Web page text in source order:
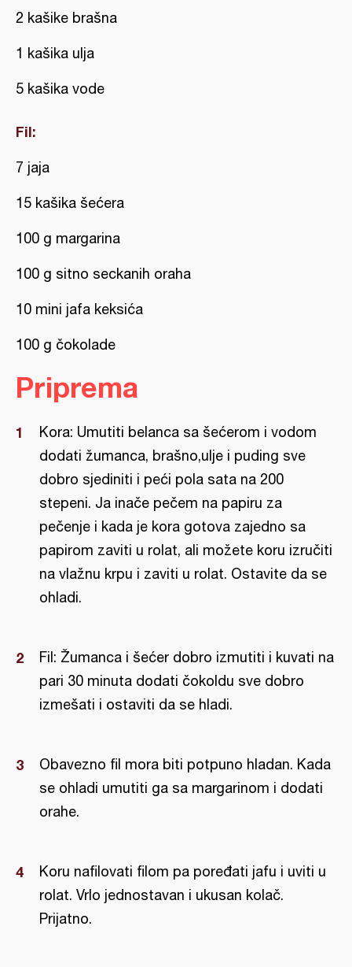
2 kašike brašna
1 kašika ulja
5 kašika vode
Fil:
7 jaja
15 kašika šećera
100 g margarina
100 g sitno seckanih oraha
10 mini jafa keksića
100 g čokolade
Priprema
Kora: Umutiti belanca sa šećerom i vodom
dodati žumanca, brašno,ulje i puding sve
dobro sjediniti i peći pola sata na 200
stepeni. Ja inače pečem na papiru za
pečenje i kada je kora gotova zajedno sa
papirom zaviti u rolat, ali možete koru izručiti
na vlažnu krpu i zaviti u rolat. Ostavite da se
ohladi.
Fil: Žumanca i šećer dobro izmutiti i kuvati na
pari 30 minuta dodati čokoldu sve dobro
izmešati i ostaviti da se hladi.
Obavezno fil mora biti potpuno hladan. Kada
se ohladi umutiti ga sa margarinom i dodati
orahe.
Koru nafilovati filom pa poređati jafu i uviti u
rolat. Vrlo jednostavan i ukusan kolač.
Prijatno.